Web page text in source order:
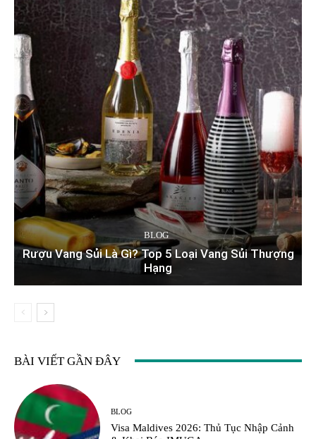
BLOG
Rượu Vang Sủi Là Gì? Top 5 Loại Vang Sủi Thượng
Hạng
BÀI VIẾT GẦN ĐÂY
BLOG
Visa Maldives 2026: Thủ Tục Nhập Cảnh